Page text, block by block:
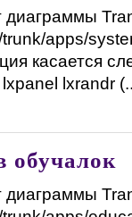
apps/
касается
lxrandr
обучалок